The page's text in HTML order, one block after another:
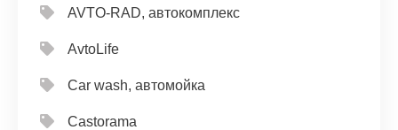
AVTO-RAD, автокомплекс
AvtoLife
Car wash, автомойка
Castorama